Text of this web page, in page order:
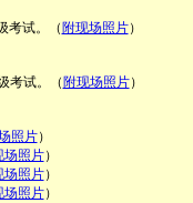
考试。（ 附现场照片）
考试。（ 附现场照片）
照片）
场照片）
场照片）
场照片）